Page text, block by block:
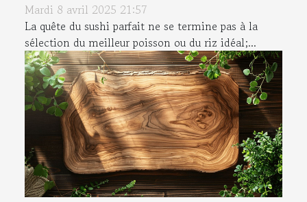
Mardi 8 avril 2025 21:57
La quête du sushi parfait ne se termine pas à la
sélection du meilleur poisson ou du riz idéal;...